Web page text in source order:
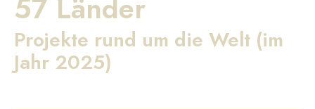
57 Länder
Projekte rund um die Welt (im
Jahr 2025)